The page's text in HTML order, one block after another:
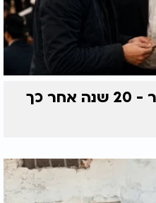
הרבי סירב לתת לו דולר - 20 שנה אחר כך